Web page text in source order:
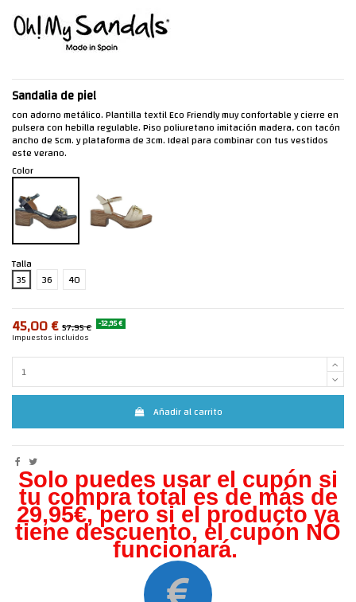
Sandalia de piel
con adorno metálico. Plantilla textil Eco Friendly muy confortable y cierre en
pulsera con hebilla regulable. Piso poliuretano imitación madera, con tacón
ancho de 5cm. y plataforma de 3cm. Ideal para combinar con tus vestidos
este verano.
Color
Talla
35
36 40
45,00 € 57,95 € -12,95 €
Impuestos incluidos
Añadir al carrito
Solo puedes usar el cupón si
tu compra total es de más de
29,95€, pero si el producto ya
tiene descuento, el cupón NO
funcionará.